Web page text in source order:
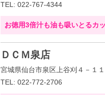
TEL: 022-767-4344
お徳用3倍汁も油も吸いとるカ
ＤＣＭ泉店
宮城県仙台市泉区上谷刈４－１
TEL: 022-772-2706